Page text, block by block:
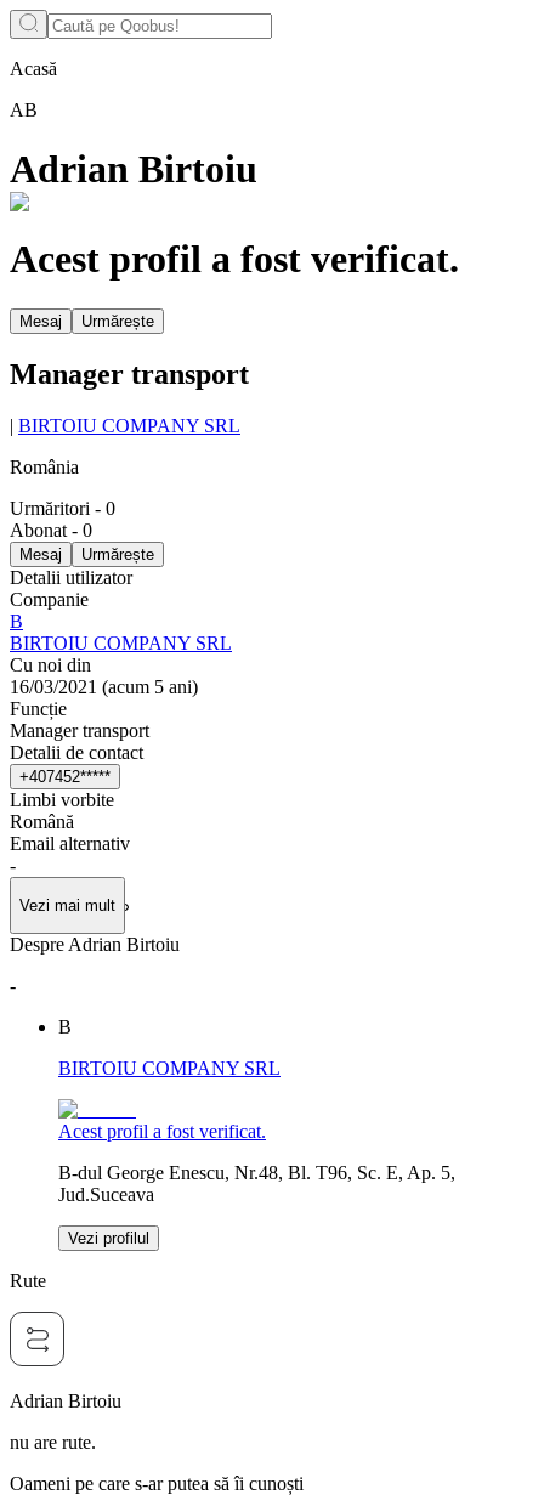
Acasă
AB
Adrian Birtoiu
Acest profil a fost verificat.
Mesaj Urmărește
Manager transport
| BIRTOIU COMPANY SRL
România
Urmăritori - 0
Abonat - 0
Mesaj Urmărește
Detalii utilizator
Companie
B
BIRTOIU COMPANY SRL
Cu noi din
16/03/2021 (acum 5 ani)
Funcție
Manager transport
Detalii de contact
+407452*****
Limbi vorbite
Română
Email alternativ
-
Vezi mai mult
Despre Adrian Birtoiu
-
B
BIRTOIU COMPANY SRL
Acest profil a fost verificat.
B-dul George Enescu, Nr.48, Bl. T96, Sc. E, Ap. 5,
Jud.Suceava
Vezi profilul
Rute
Adrian Birtoiu
nu are rute.
Oameni pe care s-ar putea să îi cunoști